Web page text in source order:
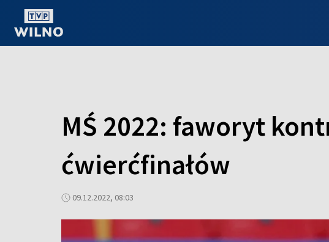
MŚ 2022: faworyt
ćwierćfinałów
09.12.2022, 08:03